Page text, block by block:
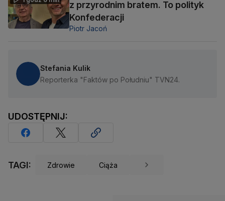
z przyrodnim bratem. To polityk
Konfederacji
Piotr Jacoń
Stefania Kulik
Reporterka "Faktów po Południu" TVN24.
UDOSTĘPNIJ:
TAGI: Zdrowie Ciąża